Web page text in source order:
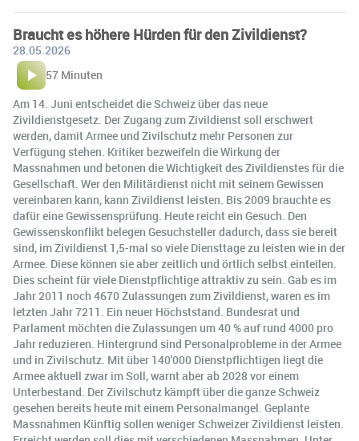
Braucht es höhere Hürden für den Zivildienst?
28.05.2026
57 Minuten
Am 14. Juni entscheidet die Schweiz über das neue
Zivildienstgesetz. Der Zugang zum Zivildienst soll erschwert
werden, damit Armee und Zivilschutz mehr Personen zur
Verfügung stehen. Kritiker bezweifeln die Wirkung der
Massnahmen und betonen die Wichtigkeit des Zivildienstes für die
Gesellschaft. Wer den Militärdienst nicht mit seinem Gewissen
vereinbaren kann, kann Zivildienst leisten. Bis 2009 brauchte es
dafür eine Gewissensprüfung. Heute reicht ein Gesuch. Den
Gewissenskonflikt belegen Gesuchsteller dadurch, dass sie bereit
sind, im Zivildienst 1,5-mal so viele Diensttage zu leisten wie in der
Armee. Diese können sie aber zeitlich und örtlich selbst einteilen.
Dies scheint für viele Dienstpflichtige attraktiv zu sein. Gab es im
Jahr 2011 noch 4670 Zulassungen zum Zivildienst, waren es im
letzten Jahr 7211. Ein neuer Höchststand. Bundesrat und
Parlament möchten die Zulassungen um 40 % auf rund 4000 pro
Jahr reduzieren. Hintergrund sind Personalprobleme in der Armee
und in Zivilschutz. Mit über 140'000 Dienstpflichtigen liegt die
Armee aktuell zwar im Soll, warnt aber ab 2028 vor einem
Unterbestand. Der Zivilschutz kämpft über die ganze Schweiz
gesehen bereits heute mit einem Personalmangel. Geplante
Massnahmen Künftig sollen weniger Schweizer Zivildienst leisten.